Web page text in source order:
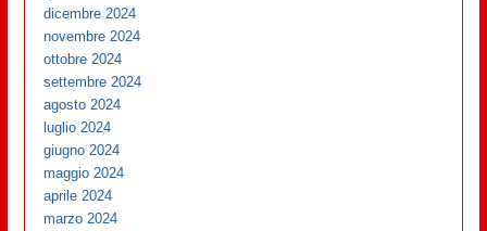
dicembre 2024
novembre 2024
ottobre 2024
settembre 2024
agosto 2024
luglio 2024
giugno 2024
maggio 2024
aprile 2024
marzo 2024